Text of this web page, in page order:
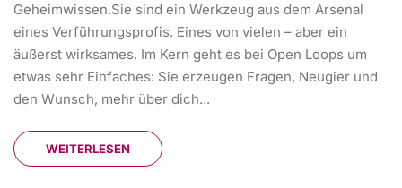
Geheimwissen.Sie sind ein Werkzeug aus dem Arsenal
eines Verführungsprofis. Eines von vielen – aber ein
äußerst wirksames. Im Kern geht es bei Open Loops um
etwas sehr Einfaches: Sie erzeugen Fragen, Neugier und
den Wunsch, mehr über dich...
WEITERLESEN